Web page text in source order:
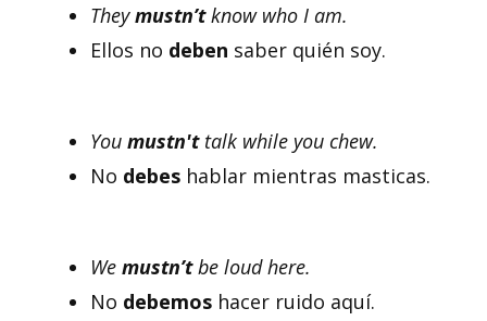
Theymustn’tknow who I am.
Ellos no deben saber quién soy.
You mustn'ttalk while you chew.
No debeshablar mientras masticas.
We mustn’tbe loud here.
No debemoshacer ruido aquí.